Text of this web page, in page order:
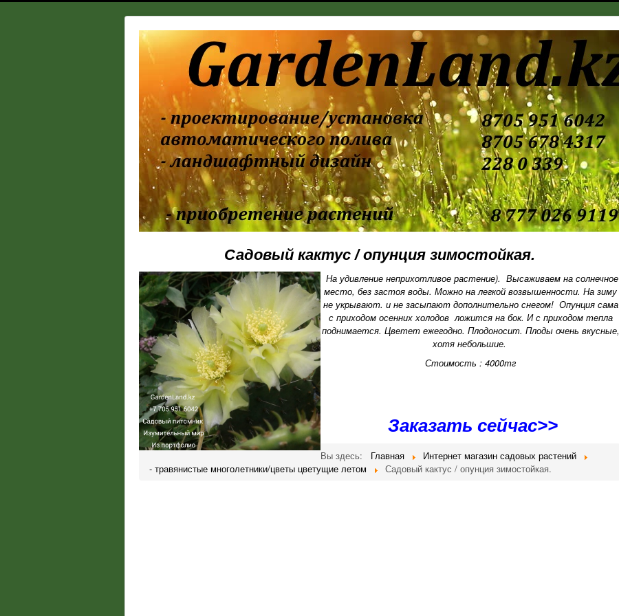
Садовый кактус / опунция зимостойкая.
На удивление неприхотливое растение). Высаживаем на солнечное
место, без застоя воды. Можно на легкой возвышенности. На зиму
не укрывают. и не засыпают дополнительно снегом! Опунция сама
с приходом осенних холодов ложится на бок. И с приходом тепла
поднимается. Цветет ежегодно. Плодоносит. Плоды очень вкусные,
хотя небольшие.
Стоимость : 4000тг
Заказать сейчас>>
Вы здесь: Главная
Интернет магазин садовых растений
- травянистые многолетники/цветы цветущие летом
Садовый кактус / опунция зимостойкая.